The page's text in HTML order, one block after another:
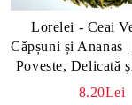
Lorelei - Ceai
Căpșuni și Ananas
Poveste, Delicată
8.20Lei